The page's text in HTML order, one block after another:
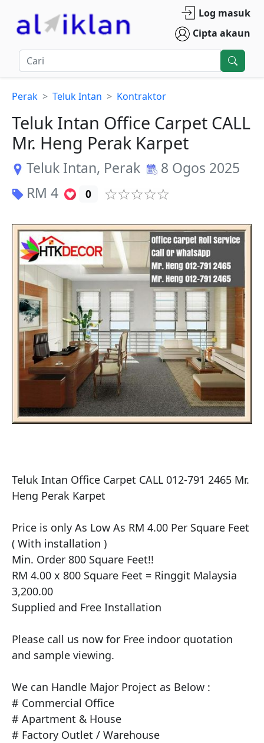
Log masuk
Cipta akaun
Perak Teluk Intan Kontraktor
Teluk Intan Office Carpet CALL
Mr. Heng Perak Karpet
Teluk Intan, Perak
8 Ogos 2025
RM 4 0
Teluk Intan Office Carpet CALL 012-791 2465 Mr.
Heng Perak Karpet​
Price is only As Low As RM 4.00 Per Square Feet
( With installation )
Min. Order 800 Square Feet!!
RM 4.00 x 800 Square Feet = Ringgit Malaysia
3,200.00
Supplied and Free Installation
Please call us now for Free indoor quotation
and sample viewing.
We can Handle Major Project as Below :
# Commercial Office
# Apartment & House
# Factory Outlet / Warehouse